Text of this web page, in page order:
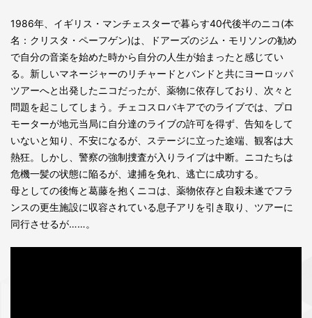
1986年、イギリス・マンチェスターで暮らす40代後半のニコ(本
名：クリスタ・ペーフゲン)は、ドアーズのジム・モリソンの勧め
で自分の音楽を始めた時から自分の人生が始まったと感じてい
る。新しいマネージャーのリチャードとバンドと共にヨーロッパ
ツアーへと出発したニコだったが、薬物に依存しており、次々と
問題を起こしてしまう。チェコスロバキアでのライブでは、プロ
モーターが地元当局に自分達のライブの許可を得ず、告知をして
いないと知り、不安になるが、ステージに立った途端、観客は大
熱狂。しかし、警察の強制捜査が入りライブは中断。ニコたちは
危機一髪の状態に陥るが、逮捕を免れ、逃亡に成功する。
母としての後悔と葛藤を抱くニコは、薬物依存と自殺未遂でフラ
ンスの更生施設に収容されている息子アリを引き取り、ツアーに
同行させるが……。